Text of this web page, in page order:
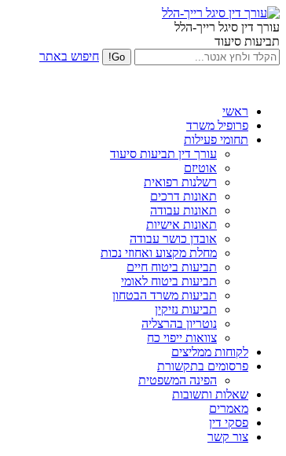
עורך דין סיגל רייך-הלל
תביעות סיעוד
חיפוש באתר
ראשי
פרופיל משרד
תחומי פעילות
עורך דין תביעות סיעוד
אוטיזם
רשלנות רפואית
תאונות דרכים
תאונות עבודה
תאונות אישיות
אובדן כושר עבודה
מחלת מקצוע ואחוזי נכות
תביעות ביטוח חיים
תביעות ביטוח לאומי
תביעות משרד הבטחון
תביעות נזיקין
נוטריון בהרצליה
צוואות ייפוי כח
לקוחות ממליצים
פרסומים בתקשורת
הפינה המשפטית
שאלות ותשובות
מאמרים
פסקי דין
צור קשר